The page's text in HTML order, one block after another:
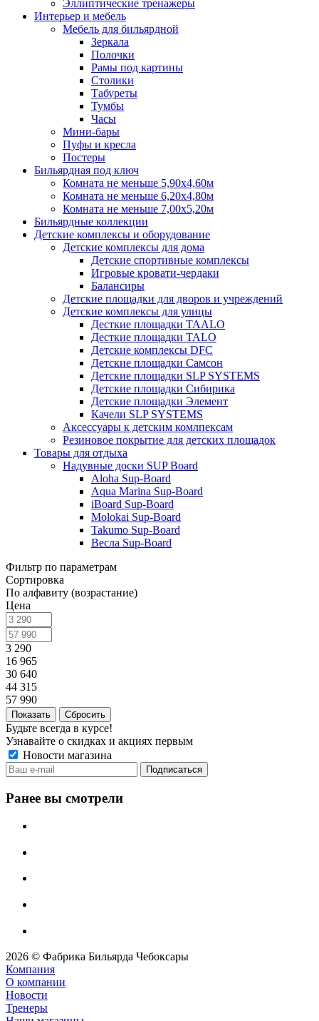
Эллиптические тренажеры
Интерьер и мебель
Мебель для бильярдной
Зеркала
Полочки
Рамы под картины
Столики
Табуреты
Тумбы
Часы
Мини-бары
Пуфы и кресла
Постеры
Бильярдная под ключ
Комната не меньше 5,90х4,60м
Комната не меньше 6,20х4,80м
Комната не меньше 7,00х5,20м
Бильярдные коллекции
Детские комплексы и оборудование
Детские комплексы для дома
Детские спортивные комплексы
Игровые кровати-чердаки
Балансиры
Детские площадки для дворов и учреждений
Детские комплексы для улицы
Десткие площадки TAALO
Десткие площадки TALO
Детские комплексы DFC
Детские площадки Самсон
Детские площадки SLP SYSTEMS
Детские площадки Сибирика
Детские площадки Элемент
Качели SLP SYSTEMS
Аксессуары к детским комлпексам
Резиновое покрытие для детских площадок
Товары для отдыха
Надувные доски SUP Board
Aloha Sup-Board
Aqua Marina Sup-Board
iBoard Sup-Board
Molokai Sup-Board
Takumo Sup-Board
Весла Sup-Board
Фильтр по параметрам
Сортировка
По алфавиту (возрастание)
Цена
3 290
16 965
30 640
44 315
57 990
Сбросить
Будьте всегда в курсе!
Узнавайте о скидках и акциях первым
Новости магазина
Ранее вы смотрели
2026 © Фабрика Бильярда Чебоксары
Компания
О компании
Новости
Тренеры